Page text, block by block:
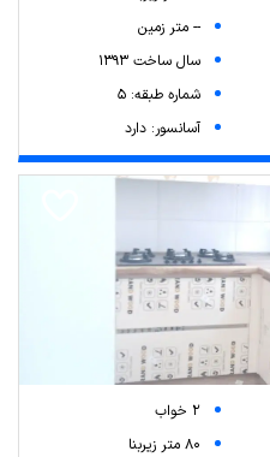
-- متر زمین
سال ساخت 1393
شماره طبقه: 5
آسانسور: دارد
2 خواب
80 متر زیربنا